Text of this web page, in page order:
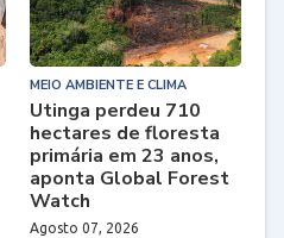
MEIO AMBIENTE E CLIMA
Utinga perdeu 710
hectares de floresta
primária em 23 anos,
aponta Global Forest
Watch
Agosto 07, 2026